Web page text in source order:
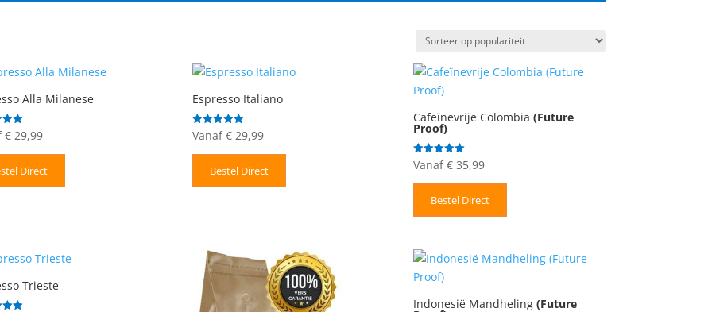
Alla Milanese
€ 29,99
Direct
Espresso Italiano
Gewaardeerd
5.00
Vanaf € 29,99
Bestel Direct
Cafeïnevrije Colombia(Future
Proof)
Gewaardeerd
5.00
Vanaf € 35,99
Bestel Direct
Trieste
Indonesië Mandheling(Future